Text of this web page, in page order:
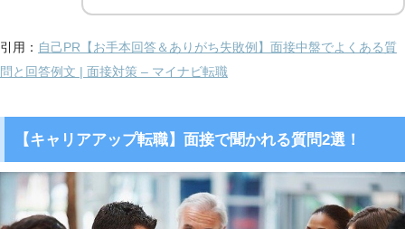
引用： 自己PR【お手本回答＆ありがち失敗例】面接中盤でよくある質
問と回答例文 | 面接対策 – マイナビ転職
【キャリアアップ転職】面接で聞かれる質問2選！